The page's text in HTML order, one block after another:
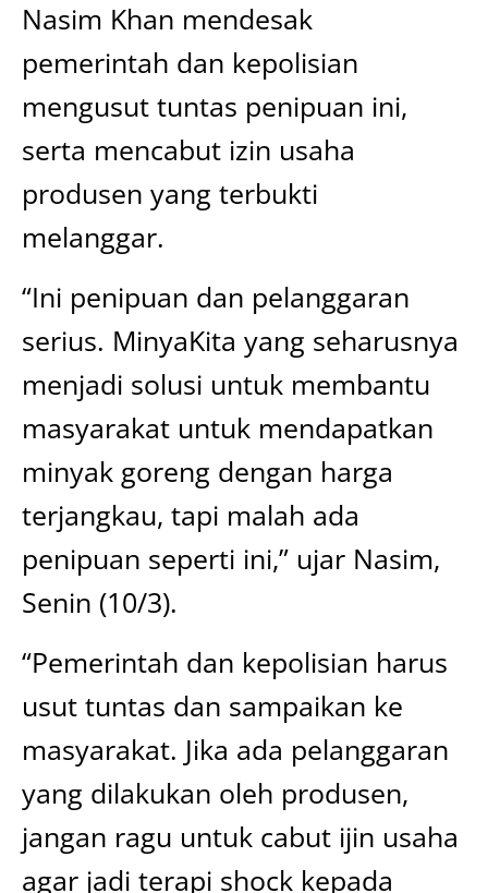
Nasim Khan mendesak
pemerintah dan kepolisian
mengusut tuntas penipuan ini,
serta mencabut izin usaha
produsen yang terbukti
melanggar.
“Ini penipuan dan pelanggaran
serius. MinyaKita yang seharusnya
menjadi solusi untuk membantu
masyarakat untuk mendapatkan
minyak goreng dengan harga
terjangkau, tapi malah ada
penipuan seperti ini,” ujar Nasim,
Senin (10/3).
“Pemerintah dan kepolisian harus
usut tuntas dan sampaikan ke
masyarakat. Jika ada pelanggaran
yang dilakukan oleh produsen,
jangan ragu untuk cabut ijin usaha
agar jadi terapi shock kepada